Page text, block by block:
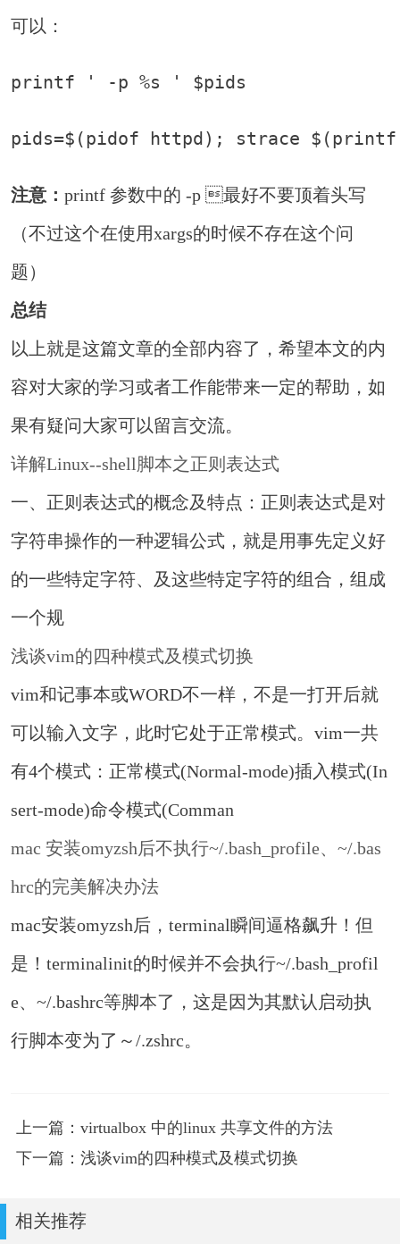
可以：
printf ' -p %s ' $pids
pids=$(pidof httpd); strace
注意：printf 参数中的 -p 最好不要顶着头写
（不过这个在使用xargs的时候不存在这个问
题）
总结
以上就是这篇文章的全部内容了，希望本文的内
容对大家的学习或者工作能带来一定的帮助，如
果有疑问大家可以留言交流。
详解Linux--shell脚本之正则表达式
一、正则表达式的概念及特点：正则表达式是对
字符串操作的一种逻辑公式，就是用事先定义好
的一些特定字符、及这些特定字符的组合，组成
一个规
浅谈vim的四种模式及模式切换
vim和记事本或WORD不一样，不是一打开后就
可以输入文字，此时它处于正常模式。vim一共
有4个模式：正常模式(Normal-mode)插入模式(In
sert-mode)命令模式(Comman
mac 安装omyzsh后不执行~/.bash_profile、~/.bas
hrc的完美解决办法
mac安装omyzsh后，terminal瞬间逼格飙升！但
是！terminalinit的时候并不会执行~/.bash_profil
e、~/.bashrc等脚本了，这是因为其默认启动执
行脚本变为了～/.zshrc。
上一篇：virtualbox 中的linux 共享文件的方法
下一篇：浅谈vim的四种模式及模式切换
相关推荐